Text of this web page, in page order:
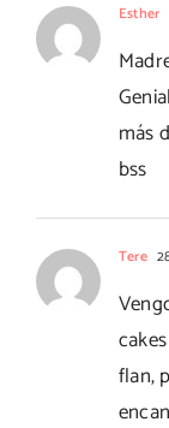
Esther
más
bss
Tere
flan,